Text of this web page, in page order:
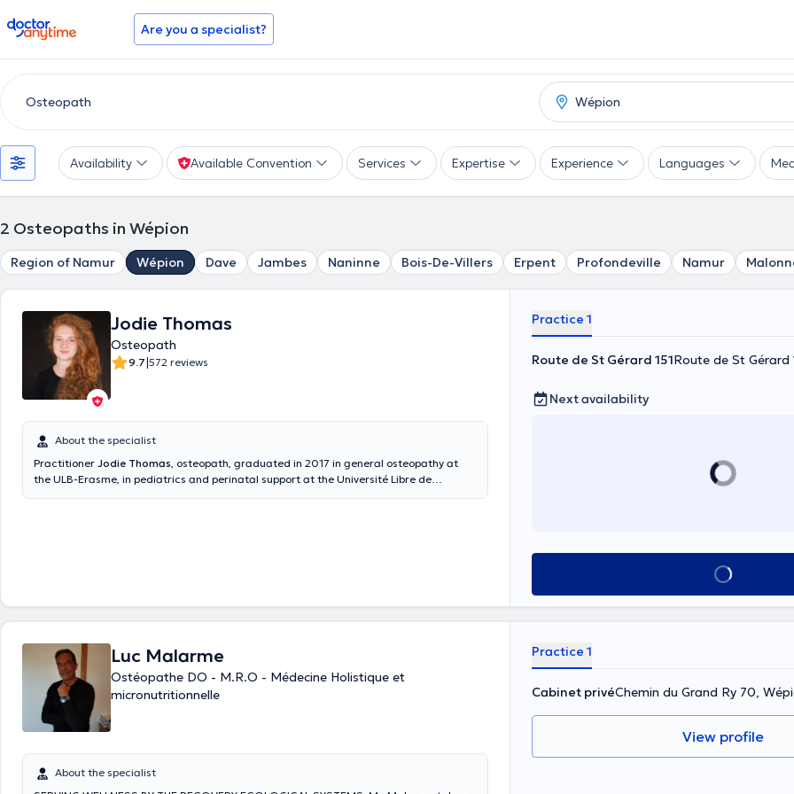
doctoranytime Are you a specialist?
Availability Available Convention Services Expertise Experience Languages
2 Osteopaths in Wépion
Region of Namur Wépion Dave Jambes Naninne Bois-De-Villers Erpent Profondeville Namur
Jodie Thomas
Osteopath
9.7|572 reviews
About the specialist
Practitioner Jodie Thomas, osteopath, graduated in 2017 in general osteopathy at
the ULB-Erasme, in pediatrics and perinatal support at the Université Libre de
Practice 1
Route de St Gérard 151Route de St Gérard
Next availability
See all
Luc Malarme
Ostéopathe DO - M.R.O - Médecine Holistique et
micronutritionnelle
About the specialist
Practice 1
Cabinet privéChemin du Grand Ry 70,
View profile